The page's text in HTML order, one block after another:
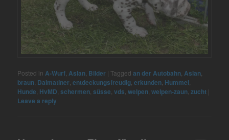
Posted in A-Wurf Aslan Bilder |Tagged an der Autobahn Aslan
braun Dalmatiner ,entdeckungsfreudig ,erkunden Hummel
Hunde HvMD ,schermen ,süsse ,vds ,welpen ,welpen-zaun ,zucht |
Leave a reply